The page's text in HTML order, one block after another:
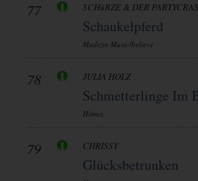
77 SCHüRZE & DER
Schaukelpferd
Madizin Music/believe
78 JULIA HOLZ
Schmetterlinge Im
Hitmix
79 CHRISSY
Glücksbetrunken